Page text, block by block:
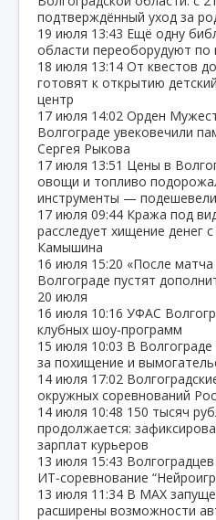
подтверждённый уход за
19 июля 13:43 Ещё одну
области переоборудуют по
18 июля 13:14 От квестов
готовят к открытию
центр
17 июля 14:02 Орден
Волгограде увековечили
Сергея Рыкова
17 июля 13:51 Цены в
овощи и топливо
инструменты — подешевели
17 июля 09:44 Кража под
расследует хищение денег
Камышина
16 июля 15:20 «После
Волгограде пустят
20 июля
16 июля 10:16 УФАС
клубных шоу‑программ
15 июля 10:03 В
за похищение и
14 июля 17:02
окружных соревнований
14 июля 10:48 150 тысяч
продолжается:
зарплат курьеров
13 июля 15:43
ИТ‑соревнование
13 июля 11:34 В МАХ
расширены возможности